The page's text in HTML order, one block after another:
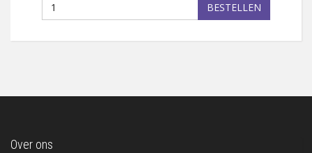
BESTELLEN
Over ons